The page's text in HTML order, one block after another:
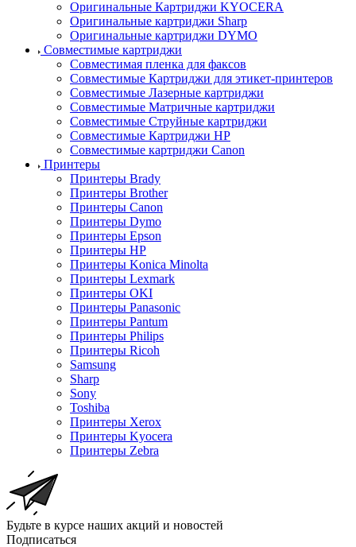
Оригинальные Картриджи KYOCERA
Оригинальные картриджи Sharp
Оригинальные картриджи DYMO
Совместимые картриджи
Совместимая пленка для факсов
Совместимые Картриджи для этикет-принтеров
Совместимые Лазерные картриджи
Совместимые Матричные картриджи
Совместимые Струйные картриджи
Совместимые Картриджи HP
Совместимые картриджи Canon
Принтеры
Принтеры Brady
Принтеры Brother
Принтеры Canon
Принтеры Dymo
Принтеры Epson
Принтеры HP
Принтеры Konica Minolta
Принтеры Lexmark
Принтеры OKI
Принтеры Panasonic
Принтеры Pantum
Принтеры Philips
Принтеры Ricoh
Samsung
Sharp
Sony
Toshiba
Принтеры Xerox
Принтеры Kyocera
Принтеры Zebra
Будьте в курсе наших акций и новостей
Подписаться